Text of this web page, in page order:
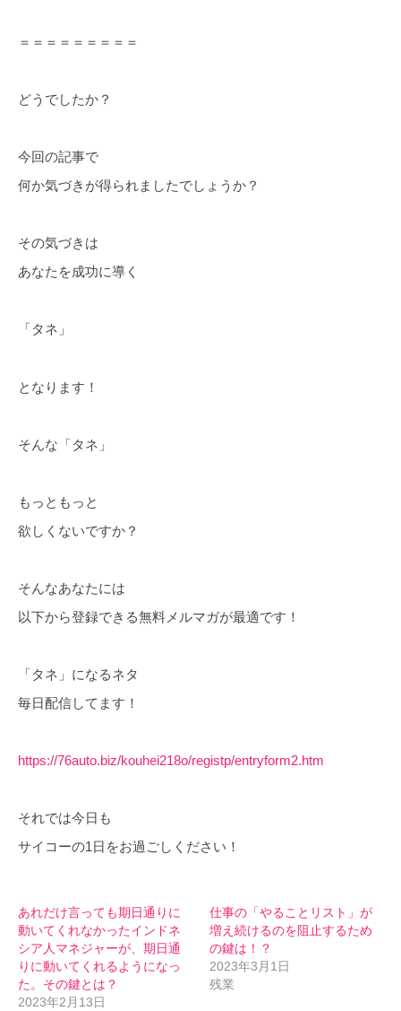
＝＝＝＝＝＝＝＝＝
どうでしたか？
今回の記事で
何か気づきが得られましたでしょうか？
その気づきは
あなたを成功に導く
「タネ」
となります！
そんな「タネ」
もっともっと
欲しくないですか？
そんなあなたには
以下から登録できる無料メルマガが最適です！
「タネ」になるネタ
毎日配信してます！
https://76auto.biz/kouhei218o/registp/entryform2.htm
それでは今日も
サイコーの1日をお過ごしください！
あれだけ言っても期日通りに
動いてくれなかったインドネ
シア人マネジャーが、期日通
りに動いてくれるようになっ
た。その鍵とは？
2023年2月13日
仕事の「やることリスト」が
増え続けるのを阻止するため
の鍵は！？
2023年3月1日
残業